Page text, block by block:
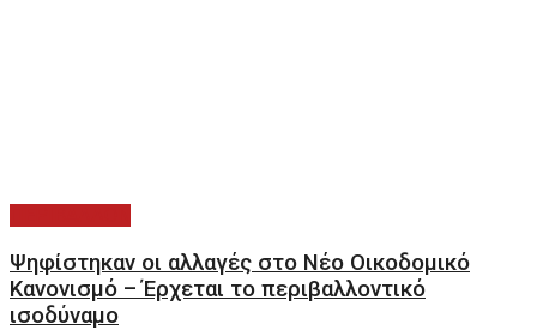
Ψηφίστηκαν οι αλλαγές στο Νέο Οικοδομικό
Κανονισμό – Έρχεται το περιβαλλοντικό
ισοδύναμο